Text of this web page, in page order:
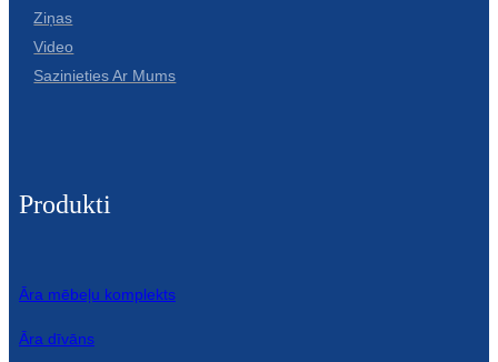
Ziņas
Video
Sazinieties Ar Mums
Produkti
Āra mēbeļu komplekts
Āra dīvāns